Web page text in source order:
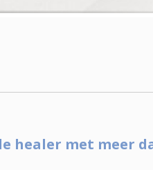
healer met meer